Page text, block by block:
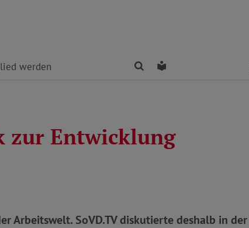
werden FindenLeichte Sprache
zur Entwicklung
Arbeitswelt. SoVD.TV diskutierte deshalb in der